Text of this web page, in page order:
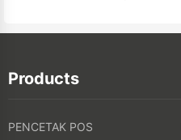
Products
PENCETAK POS